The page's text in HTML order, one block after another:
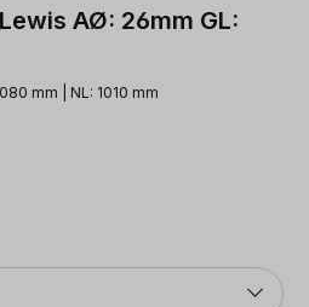
AØ: 26mm GL:
mm | NL: 1010 mm